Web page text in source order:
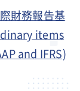
財務報告基
items
and IFRS)